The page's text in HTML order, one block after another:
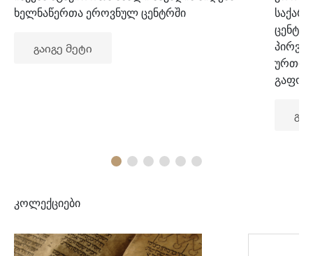
ხელნაწერთა ეროვნულ ცენტრში
გაიგე მეტი
კოლექციები